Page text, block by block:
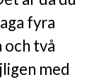
fyra
två
med